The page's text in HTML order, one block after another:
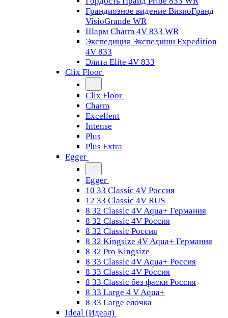
Грандиозное видение ВизиоГранд
VisioGrande WR
Шарм Charm 4V 833 WR
Экспедиция Экспедишн Expedition
4V 833
Элита Elite 4V 833
Clix Floor
Clix Floor
Charm
Excellent
Intense
Plus
Plus Extra
Egger
Egger
10 33 Classic 4V Россия
12 33 Classic 4V RUS
8 32 Classic 4V Aqua+ Германия
8 32 Classic 4V Россия
8 32 Classic Россия
8 32 Kingsize 4V Aqua+ Германия
8 32 Pro Kingsize
8 33 Classic 4V Aqua+ Россия
8 33 Classic 4V Россия
8 33 Classic без фаски Россия
8 33 Large 4 V Aqua+
8 33 Large елочка
Ideal (Идеал)